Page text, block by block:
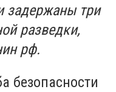
задержаны три
разведки,
рф.
безопасности